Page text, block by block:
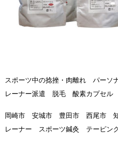
スポーツ中の捻挫・肉離れ パー
レーナー派遣 脱毛 酸素カプセ
岡崎市 安城市 豊田市 西尾市
レーナー スポーツ鍼灸 テーピン